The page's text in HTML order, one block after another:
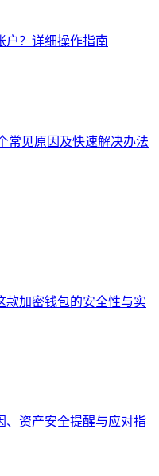
户？详细操作指南
常见原因及快速解决办法
款加密钱包的安全性与实
、资产安全提醒与应对指